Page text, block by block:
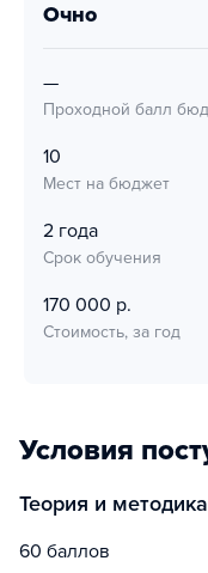
очно
—
Проходной балл
10
Мест на бюджет
2 года
Срок обучения
170 000 р.
Стоимость, за год
Условия
Теория и
60 баллов